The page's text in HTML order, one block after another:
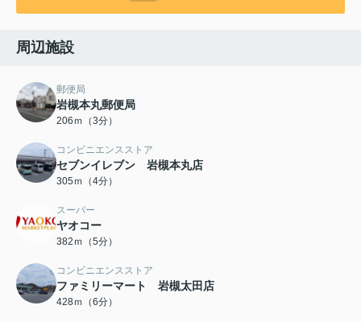
周辺施設
郵便局
岩槻本丸郵便局
206ｍ（3分）
コンビニエンスストア
セブンイレブン 岩槻本丸店
305ｍ（4分）
スーパー
ヤオコー
382ｍ（5分）
コンビニエンスストア
ファミリーマート 岩槻太田店
428ｍ（6分）